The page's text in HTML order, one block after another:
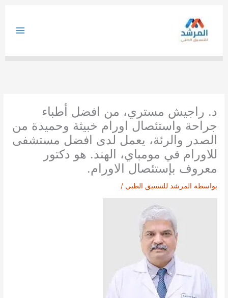
د. راجيش مستري، من افضل أطباء
جراحة واستئصال اورام خبيثة وحميدة من
الصدر والرئة، يعمل لدى افضل مستشفى
للاورام في مومباي، الهند. هو دكتور
معروف بإستئصال الاورام.
بواسطة المرشد للتنسيق الطبي/